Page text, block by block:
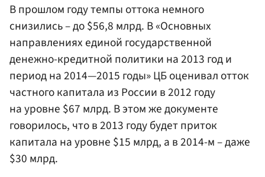
В прошлом году темпы оттока немного
снизились – до $56,8 млрд. В «Основных
направлениях единой государственной
денежно-кредитной политики на 2013 год и
период на 2014—2015 годы» ЦБ оценивал отток
частного капитала из России в 2012 году
на уровне $67 млрд. В этом же документе
говорилось, что в 2013 году будет приток
капитала на уровне $15 млрд, а в 2014-м – даже
$30 млрд.